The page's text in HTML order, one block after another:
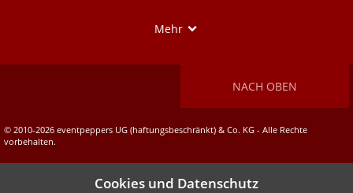
Mehr
NACH OBEN
© 2010-2026 eventpeppers UG (haftungsbeschränkt) & Co. KG - Alle Rechte
vorbehalten.
Cookies und Datenschutz